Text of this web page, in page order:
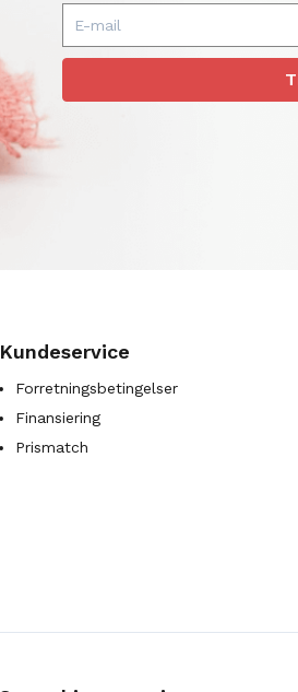
Kundeservice
Forretningsbetingelser
Finansiering
Prismatch